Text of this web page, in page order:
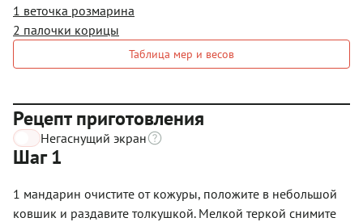
1 веточка розмарина
2 палочки корицы
Таблица мер и весов
Рецепт приготовления
Негаснущий экран
Шаг 1
1 мандарин очистите от кожуры, положите в небольшой
ковшик и раздавите толкушкой. Мелкой теркой снимите